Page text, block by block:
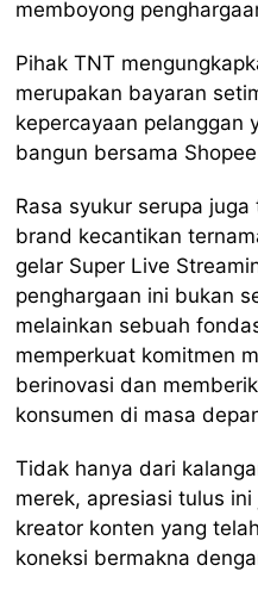
memboyong
Pihak TNT
merupakan bayaran
kepercayaan pelanggan
bangun bersama
Rasa syukur serupa
brand kecantikan
gelar Super Live
penghargaan ini bukan
melainkan sebuah
memperkuat komitmen
berinovasi dan
konsumen di masa
Tidak hanya dari
merek, apresiasi tulus
kreator konten yang
koneksi bermakna